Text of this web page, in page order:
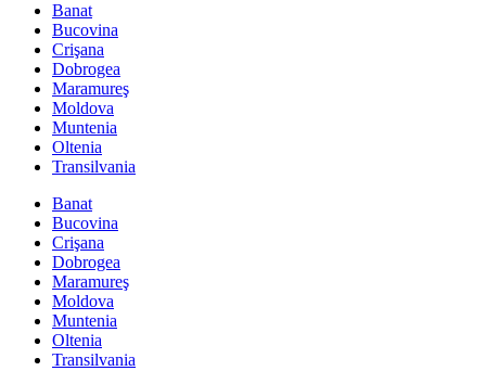
Banat
Bucovina
Crişana
Dobrogea
Maramureş
Moldova
Muntenia
Oltenia
Transilvania
Banat
Bucovina
Crişana
Dobrogea
Maramureş
Moldova
Muntenia
Oltenia
Transilvania